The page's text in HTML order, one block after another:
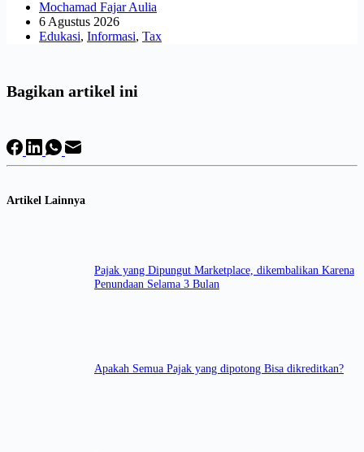
Mochamad Fajar Aulia
6 Agustus 2026
Edukasi, Informasi, Tax
Bagikan artikel ini
Artikel Lainnya
Pajak yang Dipungut Marketplace, dikembalikan Karena
Penundaan Selama 3 Bulan
Apakah Semua Pajak yang dipotong Bisa dikreditkan?